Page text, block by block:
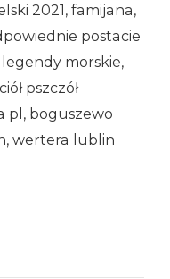
2021, famijana,
postacie
legendy morskie,
pszczół
pl, boguszewo
wertera lublin